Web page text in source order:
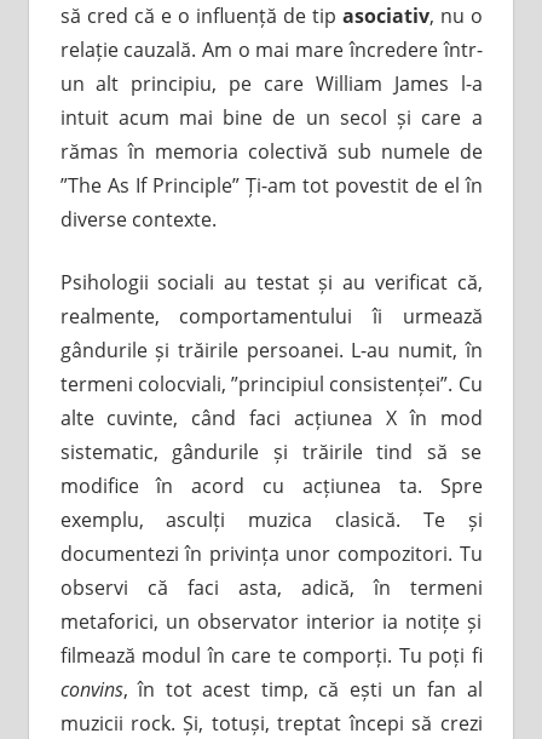
să cred că e o influență de tip asociativ, nu o
relație cauzală. Am o mai mare încredere într-
un alt principiu, pe care William James l-a
intuit acum mai bine de un secol și care a
rămas în memoria colectivă sub numele de
”The As If Principle” Ți-am tot povestit de el în
diverse contexte.
Psihologii sociali au testat și au verificat că,
realmente, comportamentului îi urmează
gândurile și trăirile persoanei. L-au numit, în
termeni colocviali, ”principiul consistenței”. Cu
alte cuvinte, când faci acțiunea X în mod
sistematic, gândurile și trăirile tind să se
modifice în acord cu acțiunea ta. Spre
exemplu, asculți muzica clasică. Te și
documentezi în privința unor compozitori. Tu
observi că faci asta, adică, în termeni
metaforici, un observator interior ia notițe și
filmează modul în care te comporți. Tu poți fi
convins, în tot acest timp, că ești un fan al
muzicii rock. Și, totuși, treptat începi să crezi